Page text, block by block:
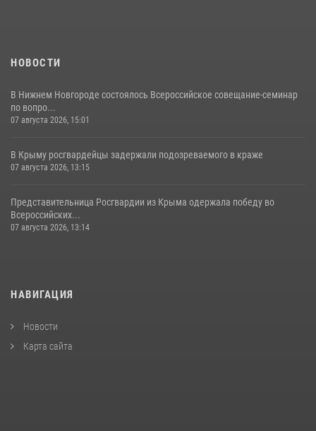
НОВОСТИ
В Нижнем Новгороде состоялось Всероссийское совещание-семинар
по вопро...
07 августа 2026, 15:01
В Крыму росгвардейцы задержали подозреваемого в краже
07 августа 2026, 13:15
Представительница Росгвардии из Крыма одержала победу во
Всероссийских...
07 августа 2026, 13:14
НАВИГАЦИЯ
Новости
Карта сайта